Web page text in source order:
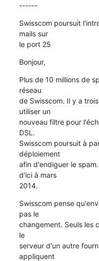
------
Swisscom poursuit
mails sur
le port 25
Bonjour,
Plus de 10 millions de
réseau
de Swisscom. Il y a
utiliser un
nouveau filtre pour
DSL.
Swisscom poursuit à
déploiement
afin d'endiguer le
d'ici à mars
2014.
Swisscom pense
pas le
changement. Seuls les
le
serveur d'un autre
appliquent